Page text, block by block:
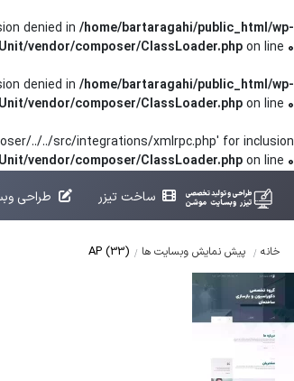
denied in /home/bartaragahi/public_html/wp-
vendor/composer/ClassLoader.phpon line 0
denied in /home/bartaragahi/public_html/wp-
vendor/composer/ClassLoader.phpon line 0
../../src/integrations/xmlrpc.php' for inclusion
vendor/composer/ClassLoader.phpon line 0
ساخت تیزر
طراحی
خانه پیش نمایش وبسایت ها AP (33)